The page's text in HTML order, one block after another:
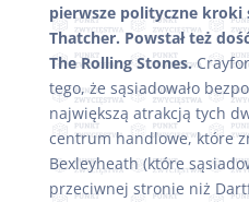
pierwsze polityczne kroki
Thatcher. Powstał też
The Rolling Stones.
tego, że sąsiadowało
największą atrakcją tych
centrum handlowe, które
Bexleyheath (które
przeciwnej stronie niż